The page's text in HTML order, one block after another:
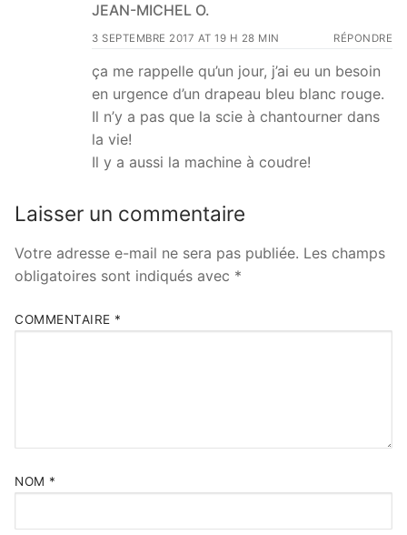
JEAN-MICHEL O.
3 SEPTEMBRE 2017 AT 19 H 28 MIN RÉPONDRE
ça me rappelle qu’un jour, j’ai eu un besoin
en urgence d’un drapeau bleu blanc rouge.
Il n’y a pas que la scie à chantourner dans
la vie!
Il y a aussi la machine à coudre!
Laisser un commentaire
Votre adresse e-mail ne sera pas publiée. Les champs
obligatoires sont indiqués avec *
COMMENTAIRE *
NOM *